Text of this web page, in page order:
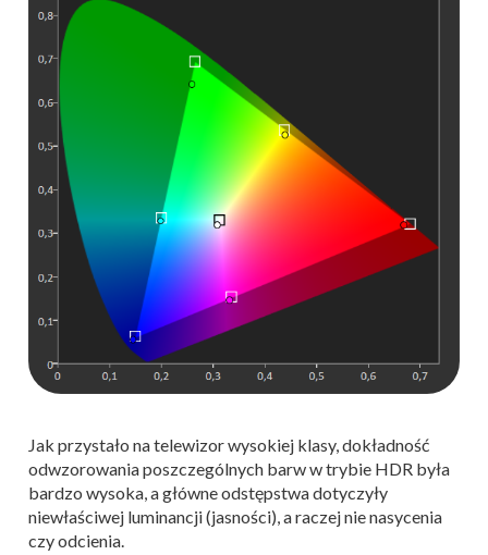
Jak przystało na telewizor wysokiej klasy, dokładność
odwzorowania poszczególnych barw w trybie HDR była
bardzo wysoka, a główne odstępstwa dotyczyły
niewłaściwej luminancji (jasności), a raczej nie nasycenia
czy odcienia.